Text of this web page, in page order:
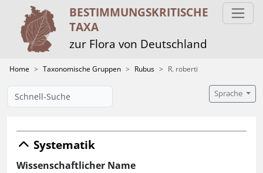
BESTIMMUNGS­KRITISCHE
TAXA
zur Flora von Deutschland
Home Taxonomische Gruppen Rubus R. roberti
Sprache
Systematik
Wissenschaftlicher Name